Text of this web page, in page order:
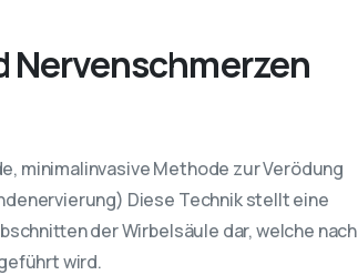
Nervenschmerzen
minimalinvasive Methode zur Verödung
Diese Technik stellt eine
der Wirbelsäule dar, welche nach
wird.